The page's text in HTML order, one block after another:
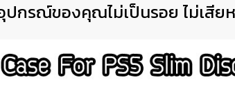
ปกรณ์ของคุณไม่เป็นรอย ไม่เสี